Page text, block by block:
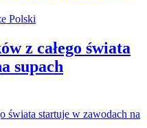
z całego świata
supach